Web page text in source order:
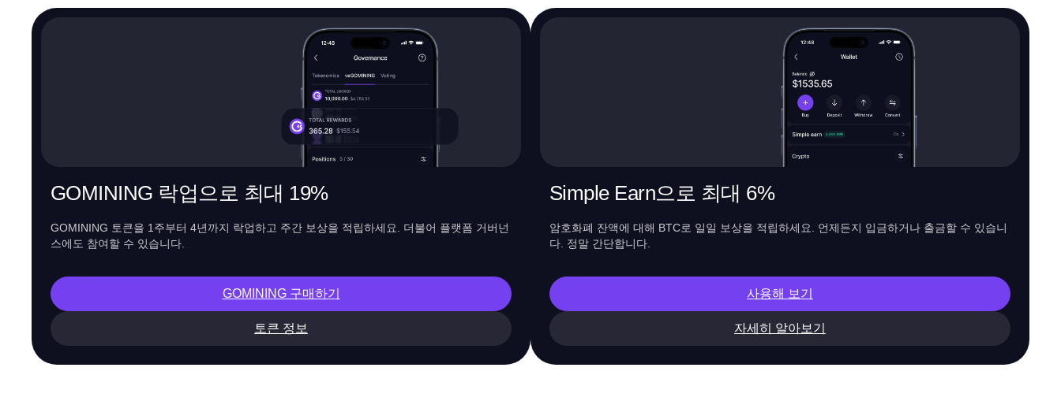
GOMINING 락업으로 최대 19%
GOMINING 토큰을 1주부터 4년까지 락업하고 주간 보상을 적립하세요. 더불어 플랫폼 거버넌
스에도 참여할 수 있습니다.
GOMINING 구매하기
토큰 정보
Simple Earn으로 최대 6%
암호화폐 잔액에 대해 BTC로 일일 보상을 적립하세요. 언제든지 입금하거나 출금할 수 있습니
다. 정말 간단합니다.
사용해 보기
자세히 알아보기